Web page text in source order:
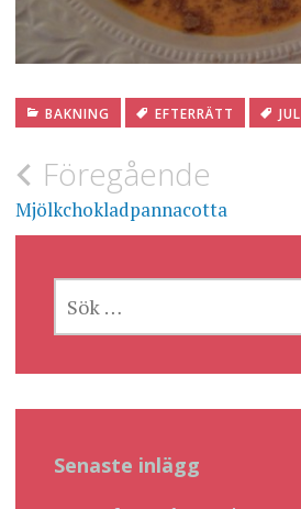
BAKNING EFTERRÄTT JUL
Inläggsnavigering
Föregående
Mjölkchokladpannacotta
EFTER:
Senaste inlägg